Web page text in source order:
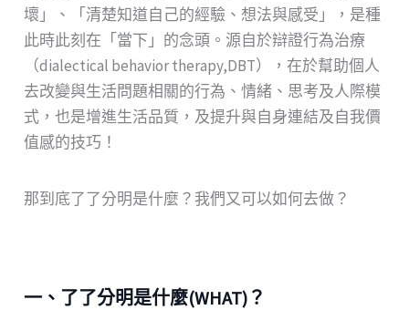
壞」、「清楚知道自己的經驗、想法與感受」，是種
此時此刻在「當下」的念頭。源自於辯證行為治療
（dialectical behavior therapy,DBT），在於幫助個人
去改變與生活問題相關的行為、情緒、思考及人際模
式，也是增進生活品質，及提升與自身連結及自我價
值感的技巧！
那到底了了分明是什麼？我們又可以如何去做？
一、了了分明是什麼(WHAT)？